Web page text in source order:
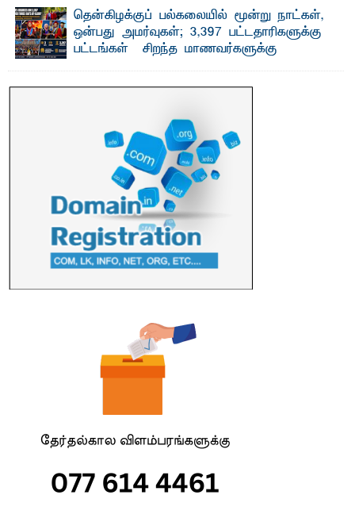
காணப்பட்ட பல ...தென்கிழக்குப் பல்கலையில் மூன்று நாட்கள்,
ஒன்பது அமர்வுகள்; 3,397 பட்டதாரிகளுக்கு
பட்டங்கள் – சிறந்த மாணவர்களுக்கு
மற்றும் சிறப்புப் பரிசுகள்